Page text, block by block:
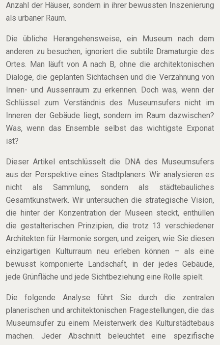
Anzahl der Häuser, sondern in ihrer bewussten Inszenierung
als urbaner Raum.
Die übliche Herangehensweise, ein Museum nach dem
anderen zu besuchen, ignoriert die subtile Dramaturgie des
Ortes. Man läuft von A nach B, ohne die architektonischen
Dialoge, die geplanten Sichtachsen und die Verzahnung von
Innen- und Aussenraum zu erkennen. Doch was, wenn der
Schlüssel zum Verständnis des Museumsufers nicht im
Inneren der Gebäude liegt, sondern im Raum dazwischen?
Was, wenn das Ensemble selbst das wichtigste Exponat
ist?
Dieser Artikel entschlüsselt die DNA des Museumsufers
aus der Perspektive eines Stadtplaners. Wir analysieren es
nicht als Sammlung, sondern als städtebauliches
Gesamtkunstwerk. Wir untersuchen die strategische Vision,
die hinter der Konzentration der Museen steckt, enthüllen
die gestalterischen Prinzipien, die trotz 13 verschiedener
Architekten für Harmonie sorgen, und zeigen, wie Sie diesen
einzigartigen Kulturraum neu erleben können – als eine
bewusst komponierte Landschaft, in der jedes Gebäude,
jede Grünfläche und jede Sichtbeziehung eine Rolle spielt.
Die folgende Analyse führt Sie durch die zentralen
planerischen und architektonischen Fragestellungen, die das
Museumsufer zu einem Meisterwerk des Kulturstädtebaus
machen. Jeder Abschnitt beleuchtet eine spezifische